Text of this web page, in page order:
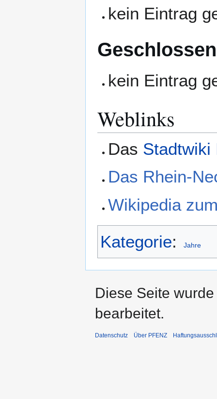
kein Eintrag
Geschlossen
kein Eintrag
Weblinks
Das Stadtwiki
Das Rhein-
Wikipedia
Kategorie: Jahre
Diese Seite
bearbeitet.
Datenschutz Über PFENZ